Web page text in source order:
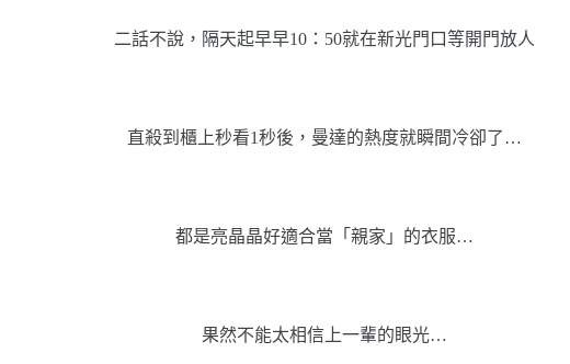
二話不說，隔天起早早10：50就在新光門口等開門放人
直殺到櫃上秒看1秒後，曼達的熱度就瞬間冷卻了…
都是亮晶晶好適合當「親家」的衣服…
果然不能太相信上一輩的眼光…